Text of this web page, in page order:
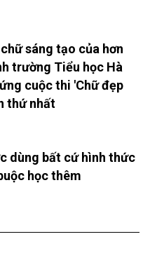
sáng tạo của hơn
trường Tiểu học Hà
cuộc thi 'Chữ đẹp
thứ nhất
dùng bất cứ hình thức
học thêm